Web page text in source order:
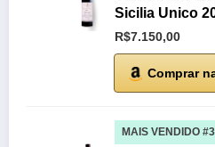
Sicilia Unico
R$7.150,00
Comprar
MAIS VENDIDO #3